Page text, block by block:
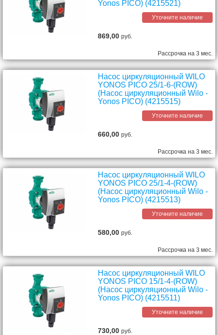
Yonos PICO) (4215521)
Уточните наличие
869,00руб.
Рассрочка на 3 мес.
Насос циркуляционный WILO
YONOS PICO 25/1-6-(ROW)
(Насос циркуляционный Wilo -
Yonos PICO) (4215515)
Уточните наличие
660,00руб.
Рассрочка на 3 мес.
Насос циркуляционный WILO
YONOS PICO 25/1-4-(ROW)
(Насос циркуляционный Wilo -
Yonos PICO) (4215513)
Уточните наличие
580,00руб.
Рассрочка на 3 мес.
Насос циркуляционный WILO
YONOS PICO 15/1-4-(ROW)
(Насос циркуляционный Wilo -
Yonos PICO) (4215511)
Уточните наличие
730,00руб.